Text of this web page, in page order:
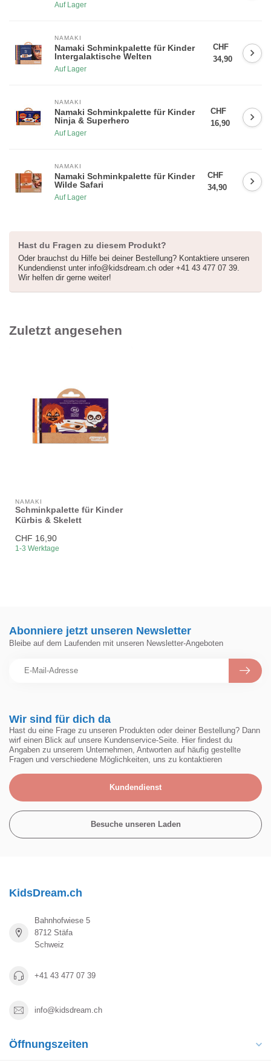
Auf Lager
NAMAKI
Namaki Schminkpalette für Kinder
Intergalaktische Welten
Auf Lager
CHF
34,90
NAMAKI
Namaki Schminkpalette für Kinder
Ninja & Superhero
Auf Lager
CHF
16,90
NAMAKI
Namaki Schminkpalette für Kinder
Wilde Safari
Auf Lager
CHF
34,90
Hast du Fragen zu diesem Produkt?
Oder brauchst du Hilfe bei deiner Bestellung? Kontaktiere unseren
Kundendienst unter info@kidsdream.ch oder +41 43 477 07 39.
Wir helfen dir gerne weiter!
Zuletzt angesehen
NAMAKI
Schminkpalette für Kinder
Kürbis & Skelett
CHF 16,90
1-3 Werktage
Wir sind für dich da
Hast du eine Frage zu unseren Produkten oder deiner Bestellung? Dann
wirf einen Blick auf unsere Kundenservice-Seite. Hier findest du
Angaben zu unserem Unternehmen, Antworten auf häufig gestellte
Fragen und verschiedene Möglichkeiten, uns zu kontaktieren
Kundendienst
Besuche unseren Laden
Abonniere jetzt unseren Newsletter
Bleibe auf dem Laufenden mit unseren Newsletter-Angeboten
KidsDream.ch
Bahnhofwiese 5
8712 Stäfa
Schweiz
+41 43 477 07 39
info@kidsdream.ch
Öffnungszeiten
5% RABATT AUF DIE ERSTE
BESTELLUNG
deinen ersten Einkauf!
😀